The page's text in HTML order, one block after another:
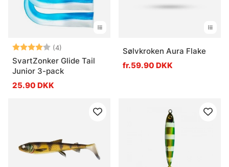
Vurdering: (4)
4.0 ud af 5 stjerner
SvartZonker Glide Tail
Junior 3-pack
25.90 DKK
Sølvkroken Aura Flake
fr.59.90 DKK